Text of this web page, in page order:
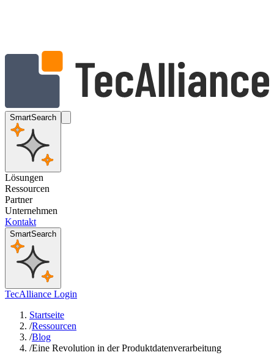
SmartSearch
Lösungen
Ressourcen
Partner
Unternehmen
Kontakt
SmartSearch
TecAlliance Login
Startseite
/Ressourcen
/Blog
/Eine Revolution in der Produktdatenverarbeitung